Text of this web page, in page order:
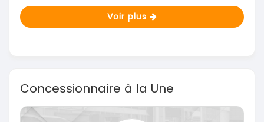
Voir plus
Concessionnaire à la Une